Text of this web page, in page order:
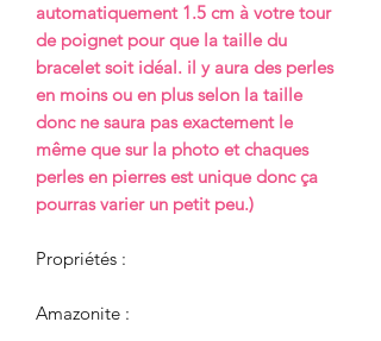
automatiquement 1.5 cm à votre tour
de poignet pour que la taille du
bracelet soit idéal. il y aura des perles
en moins ou en plus selon la taille
donc ne saura pas exactement le
même que sur la photo et chaques
perles en pierres est unique donc ça
pourras varier un petit peu.)
Propriétés :
Amazonite :